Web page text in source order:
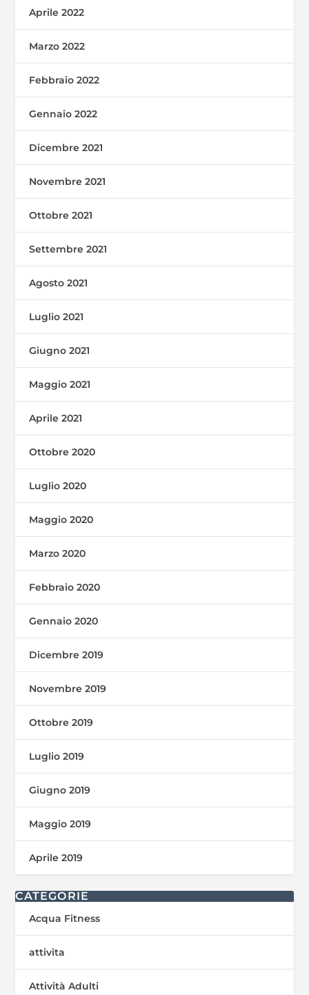
Aprile 2022
Marzo 2022
Febbraio 2022
Gennaio 2022
Dicembre 2021
Novembre 2021
Ottobre 2021
Settembre 2021
Agosto 2021
Luglio 2021
Giugno 2021
Maggio 2021
Aprile 2021
Ottobre 2020
Luglio 2020
Maggio 2020
Marzo 2020
Febbraio 2020
Gennaio 2020
Dicembre 2019
Novembre 2019
Ottobre 2019
Luglio 2019
Giugno 2019
Maggio 2019
Aprile 2019
CATEGORIE
Acqua Fitness
attivita
Attività Adulti